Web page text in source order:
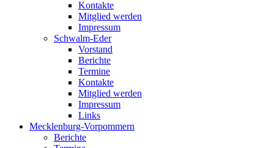
Kontakte
Mitglied werden
Impressum
Schwalm-Eder
Vorstand
Berichte
Termine
Kontakte
Mitglied werden
Impressum
Links
Mecklenburg-Vorpommern
Berichte